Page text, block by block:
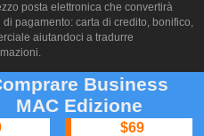
posta elettronica che convertirà
pagamento: carta di credito, bonifico,
aiutandoci a tradurre
Business
MAC Edizione
$69